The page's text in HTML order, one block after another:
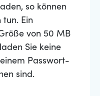
so können
tun. Ein
von 50 MB
Sie keine
Passwort-
sind.